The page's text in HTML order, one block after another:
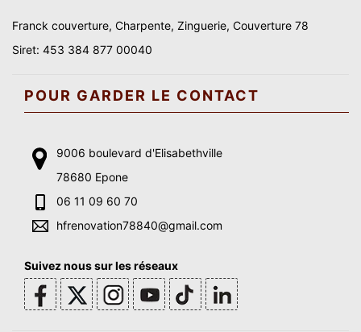
Franck couverture, Charpente, Zinguerie, Couverture 78
Siret: 453 384 877 00040
POUR GARDER LE CONTACT
9006 boulevard d'Elisabethville
78680 Epone
06 11 09 60 70
hfrenovation78840@gmail.com
Suivez nous sur les réseaux